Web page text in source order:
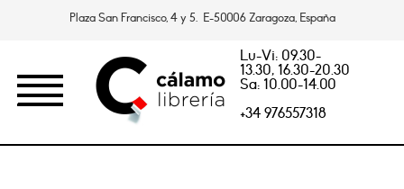
Plaza San Francisco, 4 y 5. E-50006 Zaragoza, España
Lu-Vi: 09.30-
13.30, 16.30-20.30
Sa: 10.00-14.00
+34 976557318